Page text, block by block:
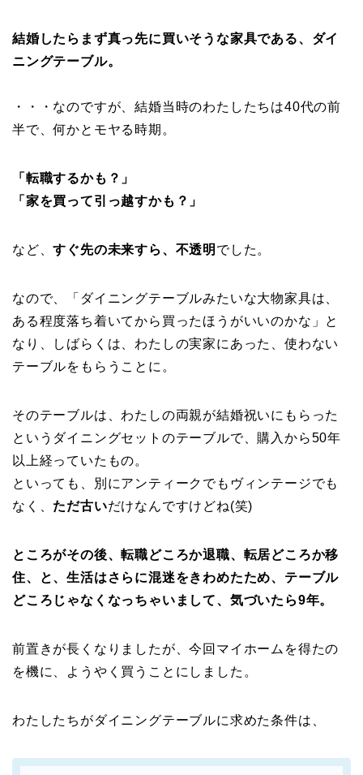
結婚したらまず真っ先に買いそうな家具である、ダイ
ニングテーブル。
・・・なのですが、結婚当時のわたしたちは40代の前
半で、何かとモヤる時期。
「転職するかも？」
「家を買って引っ越すかも？」
など、すぐ先の未来すら、不透明 でした。
なので、「ダイニングテーブルみたいな大物家具は、
ある程度落ち着いてから買ったほうがいいのかな」と
なり、しばらくは、わたしの実家にあった、使わない
テーブルをもらうことに。
そのテーブルは、わたしの両親が結婚祝いにもらった
というダイニングセットのテーブルで、購入から50年
以上経っていたもの。
といっても、別にアンティークでもヴィンテージでも
なく、 ただ古いだけなんですけどね(笑)
ところがその後、転職どころか退職、転居どころか移
住、と、生活はさらに混迷をきわめたため、テーブル
どころじゃなくなっちゃいまして、気づいたら9年。
前置きが長くなりましたが、今回マイホームを得たの
を機に、ようやく買うことにしました。
わたしたちがダイニングテーブルに求めた条件は、